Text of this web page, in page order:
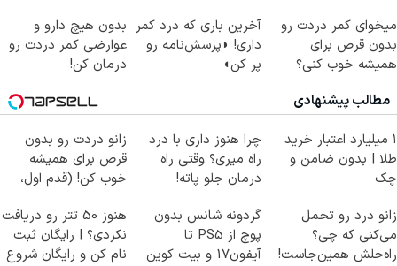
میخوای کمر دردت رو
بدون قرص برای
همیشه خوب کنی؟
کن)
آخرین باری که درد کمر
داری! ◗پرسش‌نامه رو
پر کن◖
بدون هیچ دارو و
عوارضی کمر دردت رو
درمان کن!
مطالب پیشنهادی
۱ میلیارد اعتبار خرید
طلا | بدون ضامن و
چک
چرا هنوز داری با درد
راه میری؟ وقتی راه
درمان جلو پاته!
زانو دردت رو بدون
قرص برای همیشه
خوب کن! (قدم اول،
زانو درد رو تحمل
می‌کنی که چی؟
راه‌حلش همین‌جاست!
گردونه شانس بدون
پوچ از PS5 تا
آیفون17 و بیت کوین
هنوز 50 تتر رو دریافت
نکردی؟ | رایگان ثبت
نام کن و رایگان شروع